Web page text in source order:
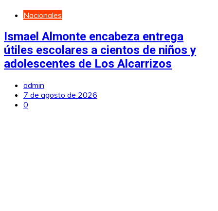
Nacionales
Ismael Almonte encabeza entrega
útiles escolares a cientos de niños y
adolescentes de Los Alcarrizos
admin
7 de agosto de 2026
0